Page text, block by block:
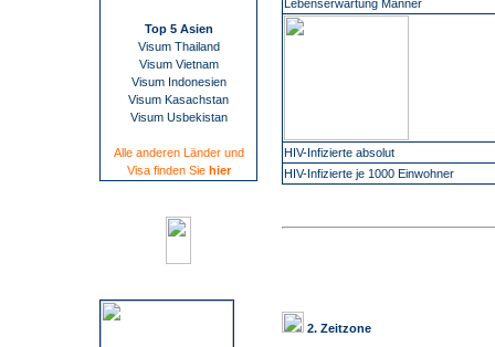
Top 5 Asien
Visum Thailand
Visum Vietnam
Visum Indonesien
Visum Kasachstan
Visum Usbekistan
Alle anderen Länder und
Visa finden Siehier
Lebenserwartung Männer
HIV-Infizierte absolut
HIV-Infizierte je 1000 Einwohner
2. Zeitzone